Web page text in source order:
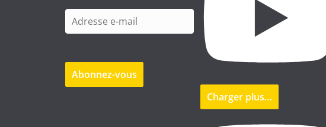
d
e
s
Abonnez-vous
Charger plus…